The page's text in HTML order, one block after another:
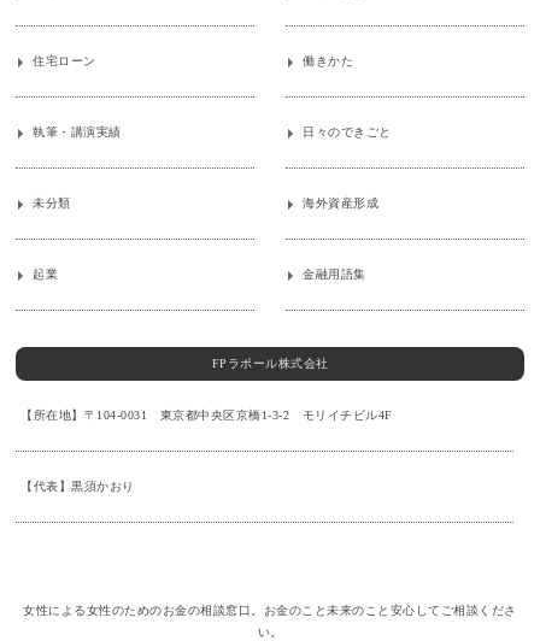
住宅ローン 働きかた
執筆・講演実績 日々のできごと
未分類 海外資産形成
起業 金融用語集
FPラポール株式会社
【所在地】〒104-0031 東京都中央区京橋1-3-2 モリイチビル4F
【代表】黒須かおり
女性による女性のためのお金の相談窓口。お金のこと未来のこと安心してご相談くださ
い。